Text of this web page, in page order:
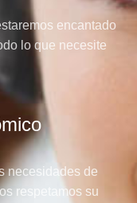
encantado
lo que necesite
necesidades de
respetamos su